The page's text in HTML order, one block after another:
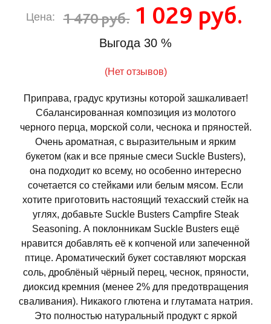
Цена: 1 470 руб. 1 029 руб.
Выгода 30 %
(Нет отзывов)
Приправа, градус крутизны которой зашкаливает!
Сбалансированная композиция из молотого
черного перца, морской соли, чеснока и пряностей.
Очень ароматная, с выразительным и ярким
букетом (как и все пряные смеси Suckle Busters),
она подходит ко всему, но особенно интересно
сочетается со стейками или белым мясом. Если
хотите приготовить настоящий техасский стейк на
углях, добавьте Suckle Busters Campfire Steak
Seasoning. А поклонникам Suckle Busters ещё
нравится добавлять её к копченой или запеченной
птице. Ароматический букет составляют морская
соль, дроблёный чёрный перец, чеснок, пряности,
диоксид кремния (менее 2% для предотвращения
сваливания). Никакого глютена и глутамата натрия.
Это полностью натуральный продукт с яркой